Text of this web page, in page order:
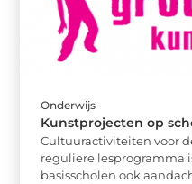
Onderwijs
Kunstprojecten op
Cultuuractiviteiten voor
reguliere lesprogramma
basisscholen ook